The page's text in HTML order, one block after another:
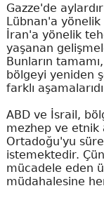
Gazze'de
Lübnan'a yönelik
İran'a yönelik
yaşanan
Bunların
bölgeyi yeniden
farklı
ABD ve İsrail,
mezhep ve etnik
Ortadoğu'yu
istemektedir.
mücadele eden
müdahalesine